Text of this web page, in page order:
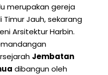
merupakan gereja
Jauh, sekarang
Arsitektur Harbin.
Jembatan
dibangun oleh